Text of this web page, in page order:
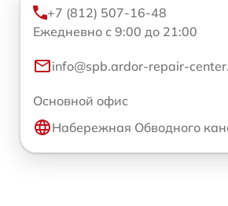
+7 (812) 507-16-48
Ежедневно с 9:00 до 21:00
info@spb.ardor-repair-
Основной офис
Набережная Обводного